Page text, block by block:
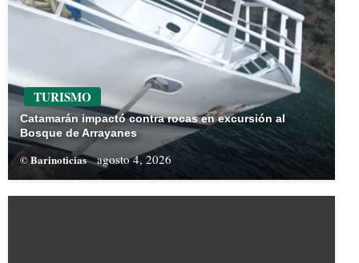
TURISMO
Catamarán impactó contra rocas en excursión al
Bosque de Arrayanes
© Barinoticias agosto 4, 2026